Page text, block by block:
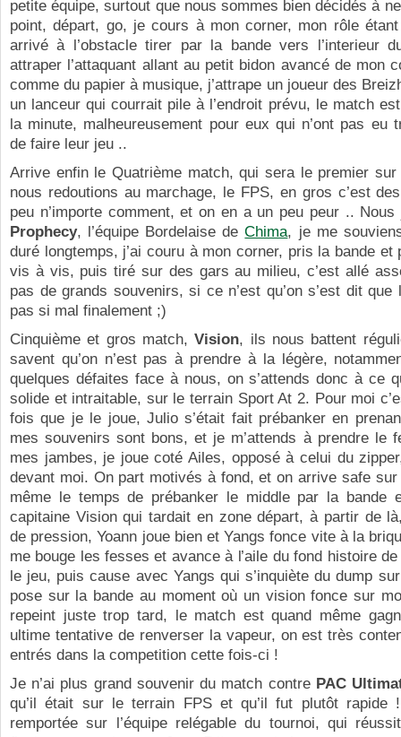
petite équipe, surtout que nous sommes bien décidés à
point, départ, go, je cours à mon corner, mon rôle
arrivé à l’obstacle tirer par la bande vers l’interieur
attraper l’attaquant allant au petit bidon avancé de mon
comme du papier à musique, j’attrape un joueur des
un lanceur qui courrait pile à l’endroit prévu, le match
la minute, malheureusement pour eux qui n’ont pas eu
de faire leur jeu ..
Arrive enfin le Quatrième match, qui sera le premier
nous redoutions au marchage, le FPS, en gros c’est
peu n’importe comment, et on en a un peu peur .. Nous
Prophecy, l’équipe Bordelaise deChima, je me
duré longtemps, j’ai couru à mon corner, pris la bande et
vis à vis, puis tiré sur des gars au milieu, c’est allé
pas de grands souvenirs, si ce n’est qu’on s’est dit
pas si mal finalement ;)
Cinquième et gros match,Vision, ils nous battent
savent qu’on n’est pas à prendre à la légère,
quelques défaites face à nous, on s’attends donc à ce
solide et intraitable, sur le terrain Sport At 2. Pour moi
fois que je le joue, Julio s’était fait prébanker en
mes souvenirs sont bons, et je m’attends à prendre le
mes jambes, je joue coté Ailes, opposé à celui du
devant moi. On part motivés à fond, et on arrive safe sur
même le temps de prébanker le middle par la bande
capitaine Vision qui tardait en zone départ, à partir de
de pression, Yoann joue bien et Yangs fonce vite à la
me bouge les fesses et avance à l’aile du fond histoire
le jeu, puis cause avec Yangs qui s’inquiète du dump
pose sur la bande au moment où un vision fonce sur
repeint juste trop tard, le match est quand même
ultime tentative de renverser la vapeur, on est très
entrés dans la competition cette fois-ci !
Je n’ai plus grand souvenir du match contre PAC
qu’il était sur le terrain FPS et qu’il fut plutôt rapide
remportée sur l’équipe relégable du tournoi, qui